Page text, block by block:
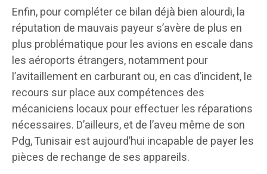
Enfin, pour compléter ce bilan déjà bien alourdi, la
réputation de mauvais payeur s’avère de plus en
plus problématique pour les avions en escale dans
les aéroports étrangers, notamment pour
l’avitaillement en carburant ou, en cas d’incident, le
recours sur place aux compétences des
mécaniciens locaux pour effectuer les réparations
nécessaires. D’ailleurs, et de l’aveu même de son
Pdg, Tunisair est aujourd’hui incapable de payer les
pièces de rechange de ses appareils.